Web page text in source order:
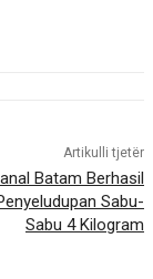
Artikulli tjetër
Batam Berhasil
Sabu-
Sabu 4 Kilogram